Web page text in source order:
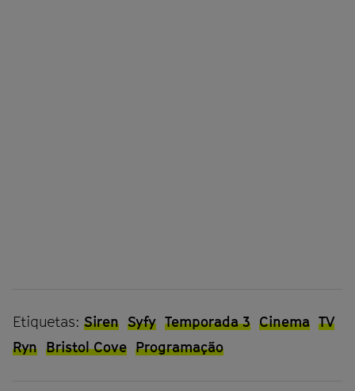
Etiquetas: Siren Syfy Temporada 3 Cinema TV
Ryn Bristol Cove Programação